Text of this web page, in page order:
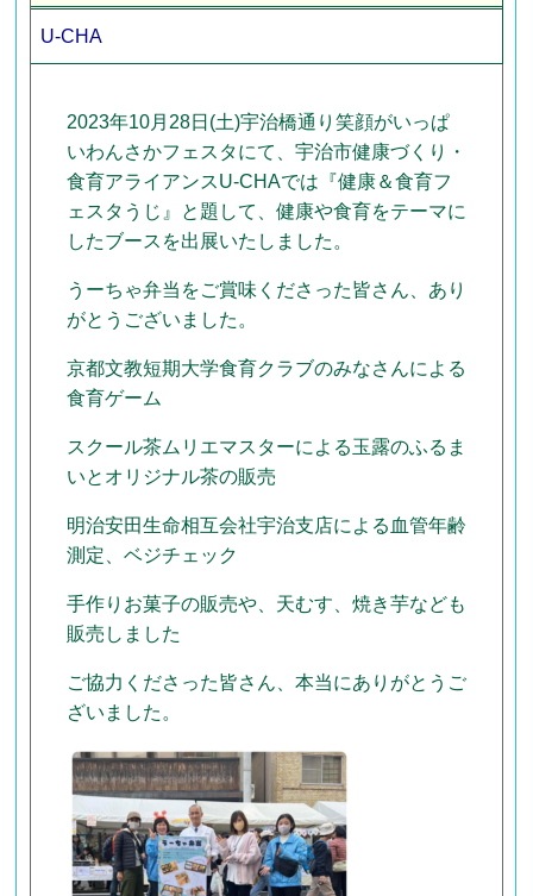
U-CHA
2023年10月28日(土)宇治橋通り笑顔がいっぱ
いわんさかフェスタにて、宇治市健康づくり・
食育アライアンスU-CHAでは『健康＆食育フ
ェスタうじ』と題して、健康や食育をテーマに
したブースを出展いたしました。
うーちゃ弁当をご賞味くださった皆さん、あり
がとうございました。
京都文教短期大学食育クラブのみなさんによる
食育ゲーム
スクール茶ムリエマスターによる玉露のふるま
いとオリジナル茶の販売
明治安田生命相互会社宇治支店による血管年齢
測定、ベジチェック
手作りお菓子の販売や、天むす、焼き芋なども
販売しました
ご協力くださった皆さん、本当にありがとうご
ざいました。